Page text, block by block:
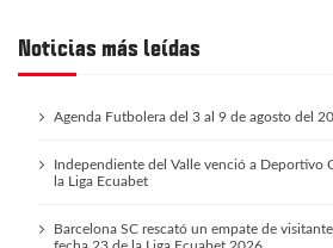
Noticias más leídas
Agenda Futbolera del 3 al 9 de agosto del
Independiente del Valle venció a Deportivo
la Liga Ecuabet
Barcelona SC rescató un empate de